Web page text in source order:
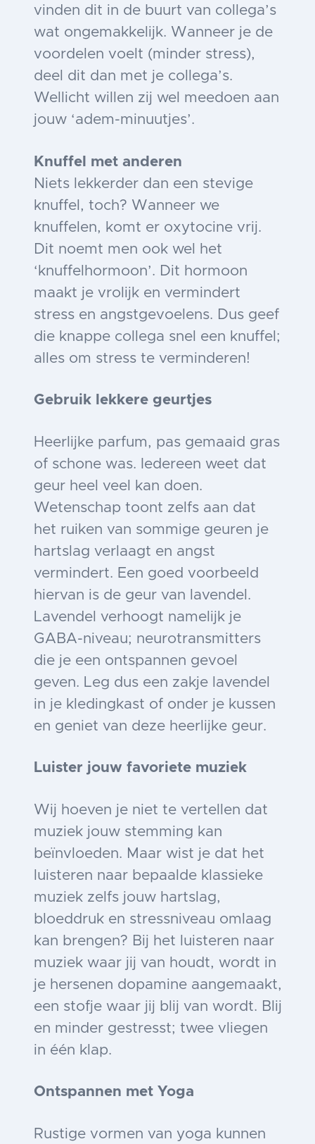
vinden dit in de buurt van collega’s
wat ongemakkelijk. Wanneer je de
voordelen voelt (minder stress),
deel dit dan met je collega’s.
Wellicht willen zij wel meedoen aan
jouw ‘adem-minuutjes’.
Knuffel met anderen
Niets lekkerder dan een stevige
knuffel, toch? Wanneer we
knuffelen, komt er oxytocine vrij.
Dit noemt men ook wel het
‘knuffelhormoon’. Dit hormoon
maakt je vrolijk en vermindert
stress en angstgevoelens. Dus geef
die knappe collega snel een knuffel;
alles om stress te verminderen!
Gebruik lekkere geurtjes
Heerlijke parfum, pas gemaaid gras
of schone was. Iedereen weet dat
geur heel veel kan doen.
Wetenschap toont zelfs aan dat
het ruiken van sommige geuren je
hartslag verlaagt en angst
vermindert. Een goed voorbeeld
hiervan is de geur van lavendel.
Lavendel verhoogt namelijk je
GABA-niveau; neurotransmitters
die je een ontspannen gevoel
geven. Leg dus een zakje lavendel
in je kledingkast of onder je kussen
en geniet van deze heerlijke geur.
Luister jouw favoriete muziek
Wij hoeven je niet te vertellen dat
muziek jouw stemming kan
beïnvloeden. Maar wist je dat het
luisteren naar bepaalde klassieke
muziek zelfs jouw hartslag,
bloeddruk en stressniveau omlaag
kan brengen? Bij het luisteren naar
muziek waar jij van houdt, wordt in
je hersenen dopamine aangemaakt,
een stofje waar jij blij van wordt. Blij
en minder gestresst; twee vliegen
in één klap.
Ontspannen met Yoga
Rustige vormen van yoga kunnen